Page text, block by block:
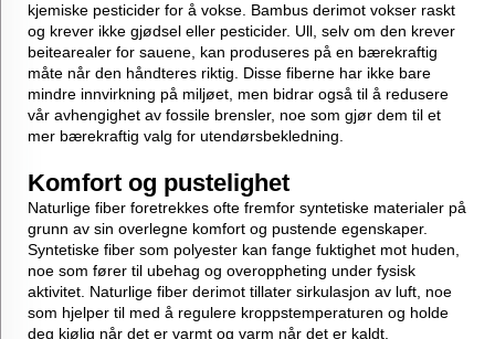
kjemiske pesticider for å vokse. Bambus derimot vokser raskt
og krever ikke gjødsel eller pesticider. Ull, selv om den krever
beitearealer for sauene, kan produseres på en bærekraftig
måte når den håndteres riktig. Disse fiberne har ikke bare
mindre innvirkning på miljøet, men bidrar også til å redusere
vår avhengighet av fossile brensler, noe som gjør dem til et
mer bærekraftig valg for utendørsbekledning.
Komfort og pustelighet
Naturlige fiber foretrekkes ofte fremfor syntetiske materialer på
grunn av sin overlegne komfort og pustende egenskaper.
Syntetiske fiber som polyester kan fange fuktighet mot huden,
noe som fører til ubehag og overoppheting under fysisk
aktivitet. Naturlige fiber derimot tillater sirkulasjon av luft, noe
som hjelper til med å regulere kroppstemperaturen og holde
deg kjølig når det er varmt og varm når det er kaldt.